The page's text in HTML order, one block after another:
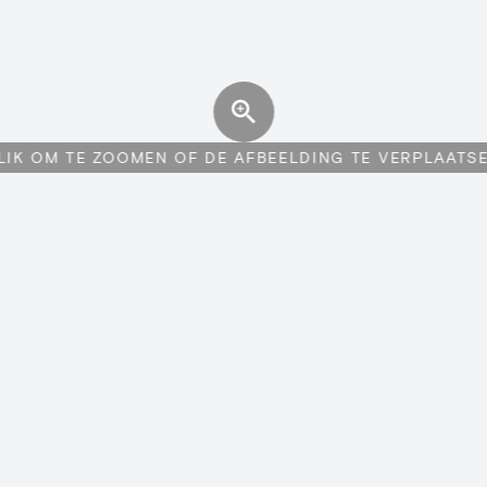
OM TE ZOOMEN OF DE AFBEELDING TE